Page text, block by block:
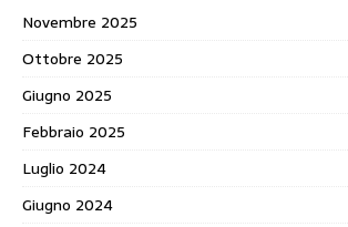
Novembre 2025
Ottobre 2025
Giugno 2025
Febbraio 2025
Luglio 2024
Giugno 2024